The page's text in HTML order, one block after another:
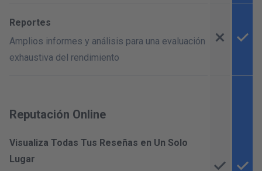
Reportes
Amplios informes y análisis para una evaluación
exhaustiva del rendimiento
Reputación Online
Visualiza Todas Tus Reseñas en Un Solo
Lugar